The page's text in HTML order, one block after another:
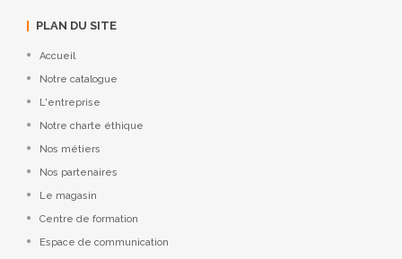
PLAN DU SITE
Accueil
Notre catalogue
L'entreprise
Notre charte éthique
Nos métiers
Nos partenaires
Le magasin
Centre de formation
Espace de communication